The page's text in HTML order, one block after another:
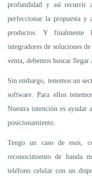
profundidad y así recurrir
perfeccionar la propuesta y
productos. Y finalmente
integradores de soluciones
venta, debemos buscar llegar
Sin embargo, tenemos un
software. Para ellos
Nuestra intención es ayudar
posicionamiento.
Tengo un caso de esos,
reconocimiento de banda
teléfono celular con un